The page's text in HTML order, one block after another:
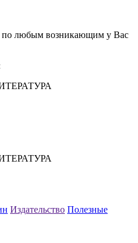
по любым возникающим у Вас
Издательство Полезные